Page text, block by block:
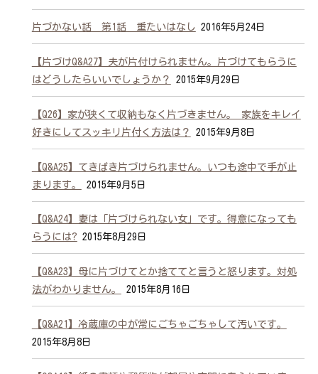
片づかない話 第1話 重たいはなし 2016年5月24日
【片づけQ&A27】夫が片付けられません。片づけてもらうに
はどうしたらいいでしょうか？
2015年9月29日
【Q26】家が狭くて収納もなく片づきません。 家族をキレイ
好きにしてスッキリ片付く方法は？
2015年9月8日
【Q&A25】てきぱき片づけられません。いつも途中で手が止
まります。
2015年9月5日
【Q&A24】妻は「片づけられない女」です。得意になっても
らうには? 2015年8月29日
【Q&A23】母に片づけてとか捨ててと言うと怒ります。対処
法がわかりません。
2015年8月16日
【Q&A21】冷蔵庫の中が常にごちゃごちゃして汚いです。
2015年8月8日